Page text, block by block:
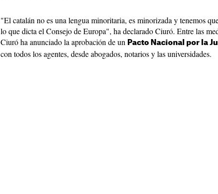
"El catalán no es una lengua minoritaria, es minorizada y tenemos
lo que dicta el Consejo de Europa", ha declarado Ciuró. Entre las
Ciuró ha anunciado la aprobación de un Pacto Nacional por la
con todos los agentes, desde abogados, notarios y las universidades.